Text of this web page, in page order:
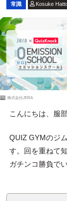
常識 Kosuke
PR 株式会社JERA
こんにちは、服部
QUIZ GYMのジ
す。回を重ねて
ガチンコ勝負で